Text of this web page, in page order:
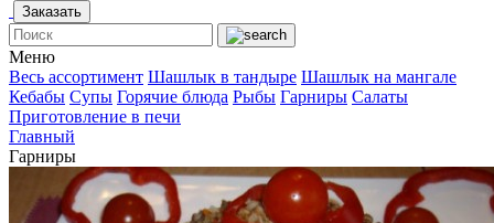
Заказать
Меню
Весь ассортимент Шашлык в тандыре Шашлык на мангале
Кебабы Супы Горячие блюда Рыбы Гарниры Салаты
Приготовление в печи
Главный
Гарниры